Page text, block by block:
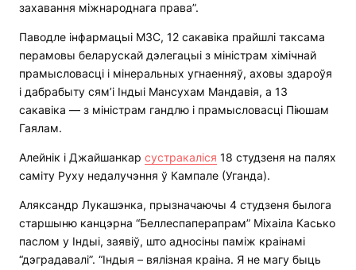
захавання міжнароднага права”.
Паводле інфармацыі МЗС, 12 сакавіка прайшлі таксама
перамовы беларускай дэлегацыі з міністрам хімічнай
прамысловасці і мінеральных угнаенняў, аховы здароўя
і дабрабыту сям’і Індыі Мансухам Мандавія, а 13
сакавіка — з міністрам гандлю і прамысловасці Піюшам
Гаялам.
Алейнік і Джайшанкар сустракаліся 18 студзеня на палях
саміту Руху недалучэння ў Кампале (Уганда).
Аляксандр Лукашэнка, прызначаючы 4 студзеня былога
старшыню канцэрна “Беллеспаперапрам” Міхаіла Касько
паслом у Індыі, заявіў, што адносіны паміж краінамі
“дэградавалі”. “Індыя – вялізная краіна. Я не магу быць